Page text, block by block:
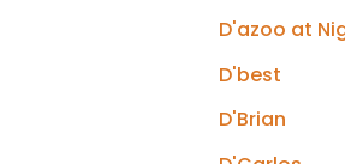
D'azoo at
D'best
D'Brian